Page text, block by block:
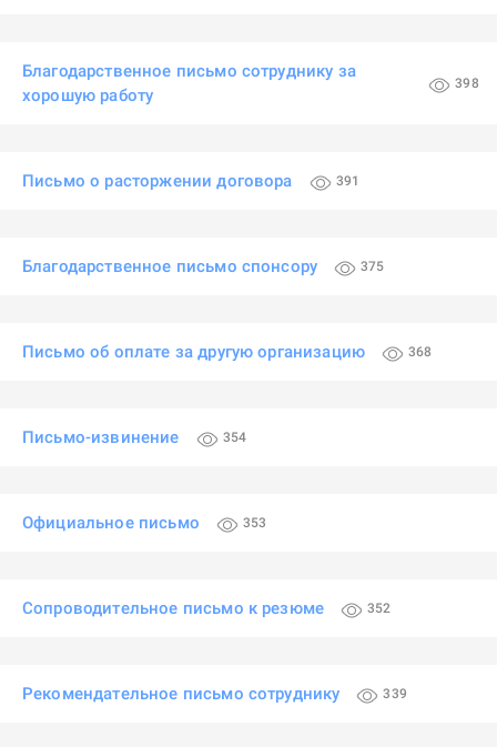
Благодарственное письмо сотруднику за
хорошую работу
398
Письмо о расторжении договора 391
Благодарственное письмо спонсору 375
Письмо об оплате за другую организацию 368
Письмо-извинение 354
Официальное письмо 353
Сопроводительное письмо к резюме 352
Рекомендательное письмо сотруднику 339